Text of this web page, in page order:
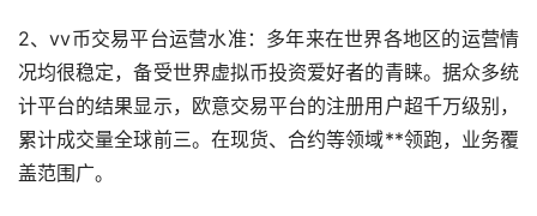
2、vv币交易平台运营水准：多年来在世界各地区的运营情
况均很稳定，备受世界虚拟币投资爱好者的青睐。据众多统
计平台的结果显示，欧意交易平台的注册用户超千万级别，
累计成交量全球前三。在现货、合约等领域**领跑，业务覆
盖范围广。